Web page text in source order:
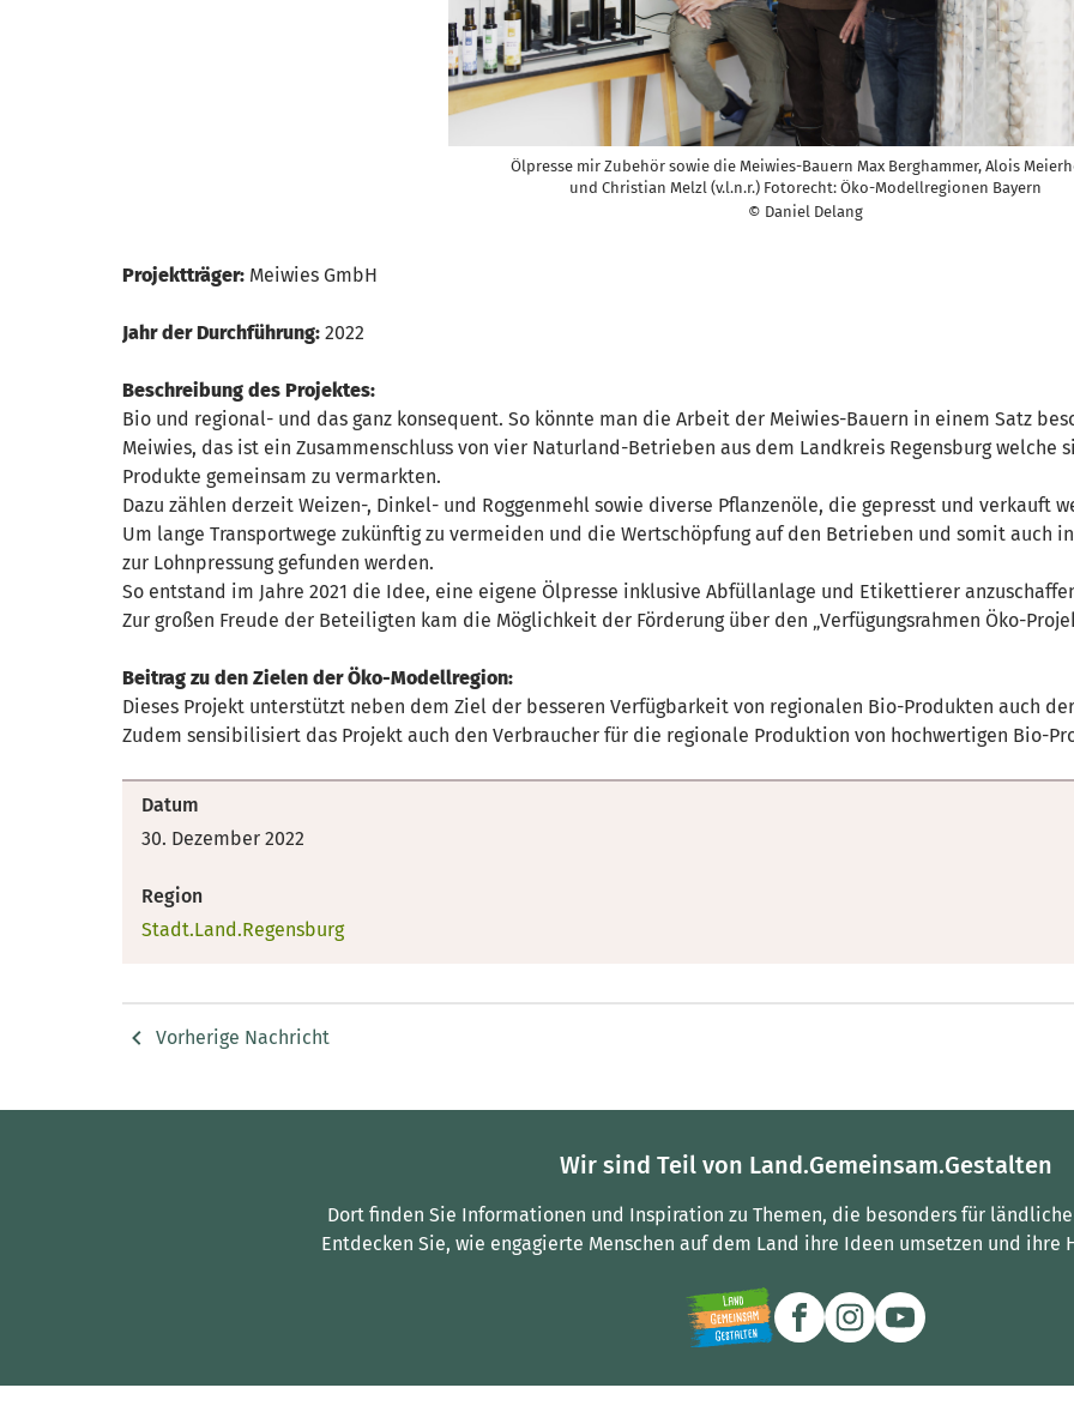
Ölpresse mir Zubehör sowie die Meiwies-Bauern Max Berghammer, Alois
und Christian Melzl (v.l.n.r.) Fotorecht: Öko-Modellregionen Bayern
© Daniel Delang
Projektträger: Meiwies GmbH
Jahr der Durchführung: 2022
Beschreibung des Projektes:
Bio und regional- und das ganz konsequent. So könnte man die Arbeit der Meiwies-Bauern in einem Satz
Meiwies, das ist ein Zusammenschluss von vier Naturland-Betrieben aus dem Landkreis Regensburg welche
Produkte gemeinsam zu vermarkten.
Dazu zählen derzeit Weizen-, Dinkel- und Roggenmehl sowie diverse Pflanzenöle, die gepresst und verkauft
Um lange Transportwege zukünftig zu vermeiden und die Wertschöpfung auf den Betrieben und somit auch
zur Lohnpressung gefunden werden.
So entstand im Jahre 2021 die Idee, eine eigene Ölpresse inklusive Abfüllanlage und Etikettierer
Zur großen Freude der Beteiligten kam die Möglichkeit der Förderung über den „Verfügungsrahmen Öko-
Beitrag zu den Zielen der Öko-Modellregion:
Dieses Projekt unterstützt neben dem Ziel der besseren Verfügbarkeit von regionalen Bio-Produkten auch
Zudem sensibilisiert das Projekt auch den Verbraucher für die regionale Produktion von hochwertigen Bio-
Datum
30. Dezember 2022
Region
Stadt.Land.Regensburg
Vorherige Nachricht
Wir sind Teil von Land.Gemeinsam.Gestalten
Dort finden Sie Informationen und Inspiration zu Themen, die besonders für
Entdecken Sie, wie engagierte Menschen auf dem Land ihre Ideen umsetzen und